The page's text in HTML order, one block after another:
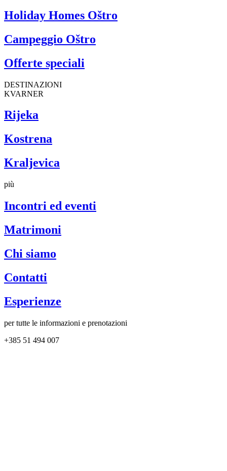
Holiday Homes Oštro
Campeggio Oštro
Offerte speciali
DESTINAZIONI
KVARNER
Rijeka
Kostrena
Kraljevica
più
Incontri ed eventi
Matrimoni
Chi siamo
Contatti
Esperienze
per tutte le informazioni e prenotazioni
+385 51 494 007